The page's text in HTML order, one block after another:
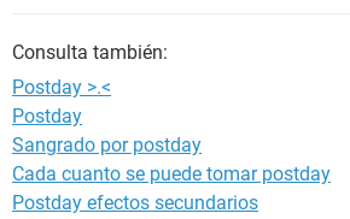
Consulta también:
Postday >.<
Postday
Sangrado por postday
Cada cuanto se puede tomar postday
Postday efectos secundarios